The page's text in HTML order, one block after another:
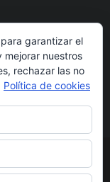
por
garantizar el
mejorar nuestros
rechazar las no
Política de cookies